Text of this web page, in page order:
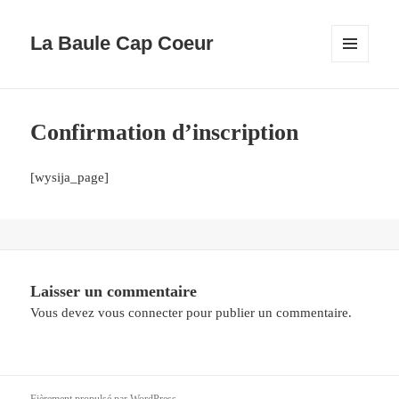
La Baule Cap Coeur
Confirmation d’inscription
[wysija_page]
Laisser un commentaire
Vous devezvous connecter pour publier un commentaire.